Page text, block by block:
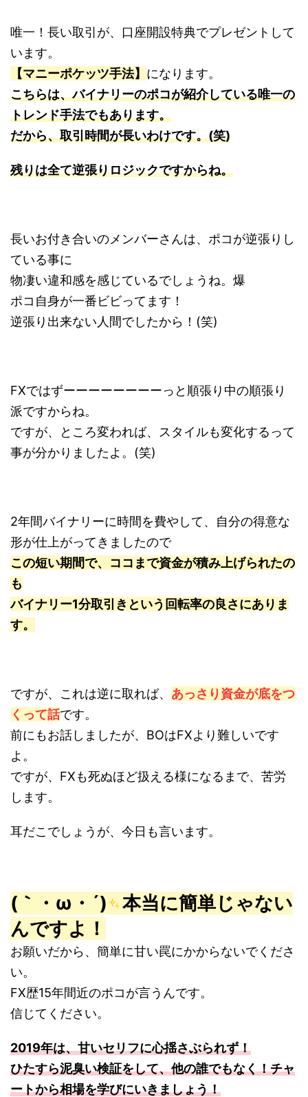
唯一！長い取引が、口座開設特典でプレゼントして
います。
【マニーポケッツ手法】 になります。
こちらは、バイナリーのポコが紹介している唯一の
トレンド手法でもあります。
だから、取引時間が長いわけです。(笑)
残りは全て逆張りロジックですからね。
長いお付き合いのメンバーさんは、ポコが逆張りし
ている事に
物凄い違和感を感じているでしょうね。爆
ポコ自身が一番ビビってます！
逆張り出来ない人間でしたから！(笑)
FXではずーーーーーーーーっと順張り中の順張り
派ですからね。
ですが、ところ変われば、スタイルも変化するって
事が分かりましたよ。(笑)
2年間バイナリーに時間を費やして、自分の得意な
形が仕上がってきましたので
この短い期間で、ココまで資金が積み上げられたの
も
バイナリー1分取引きという回転率の良さにありま
す。
ですが、これは逆に取れば、 あっさり資金が底をつ
くって話です。
前にもお話しましたが、BOはFXより難しいです
よ。
ですが、FXも死ぬほど扱える様になるまで、苦労
します。
耳だこでしょうが、今日も言います。
(｀・ω・´)
本当に簡単じゃない
んですよ！
お願いだから、簡単に甘い罠にかからないでくださ
い。
FX歴15年間近のポコが言うんです。
信じてください。
2019年は、甘いセリフに心揺さぶられず！
ひたすら泥臭い検証をして、他の誰でもなく！チャ
ートから相場を学びにいきましょう！